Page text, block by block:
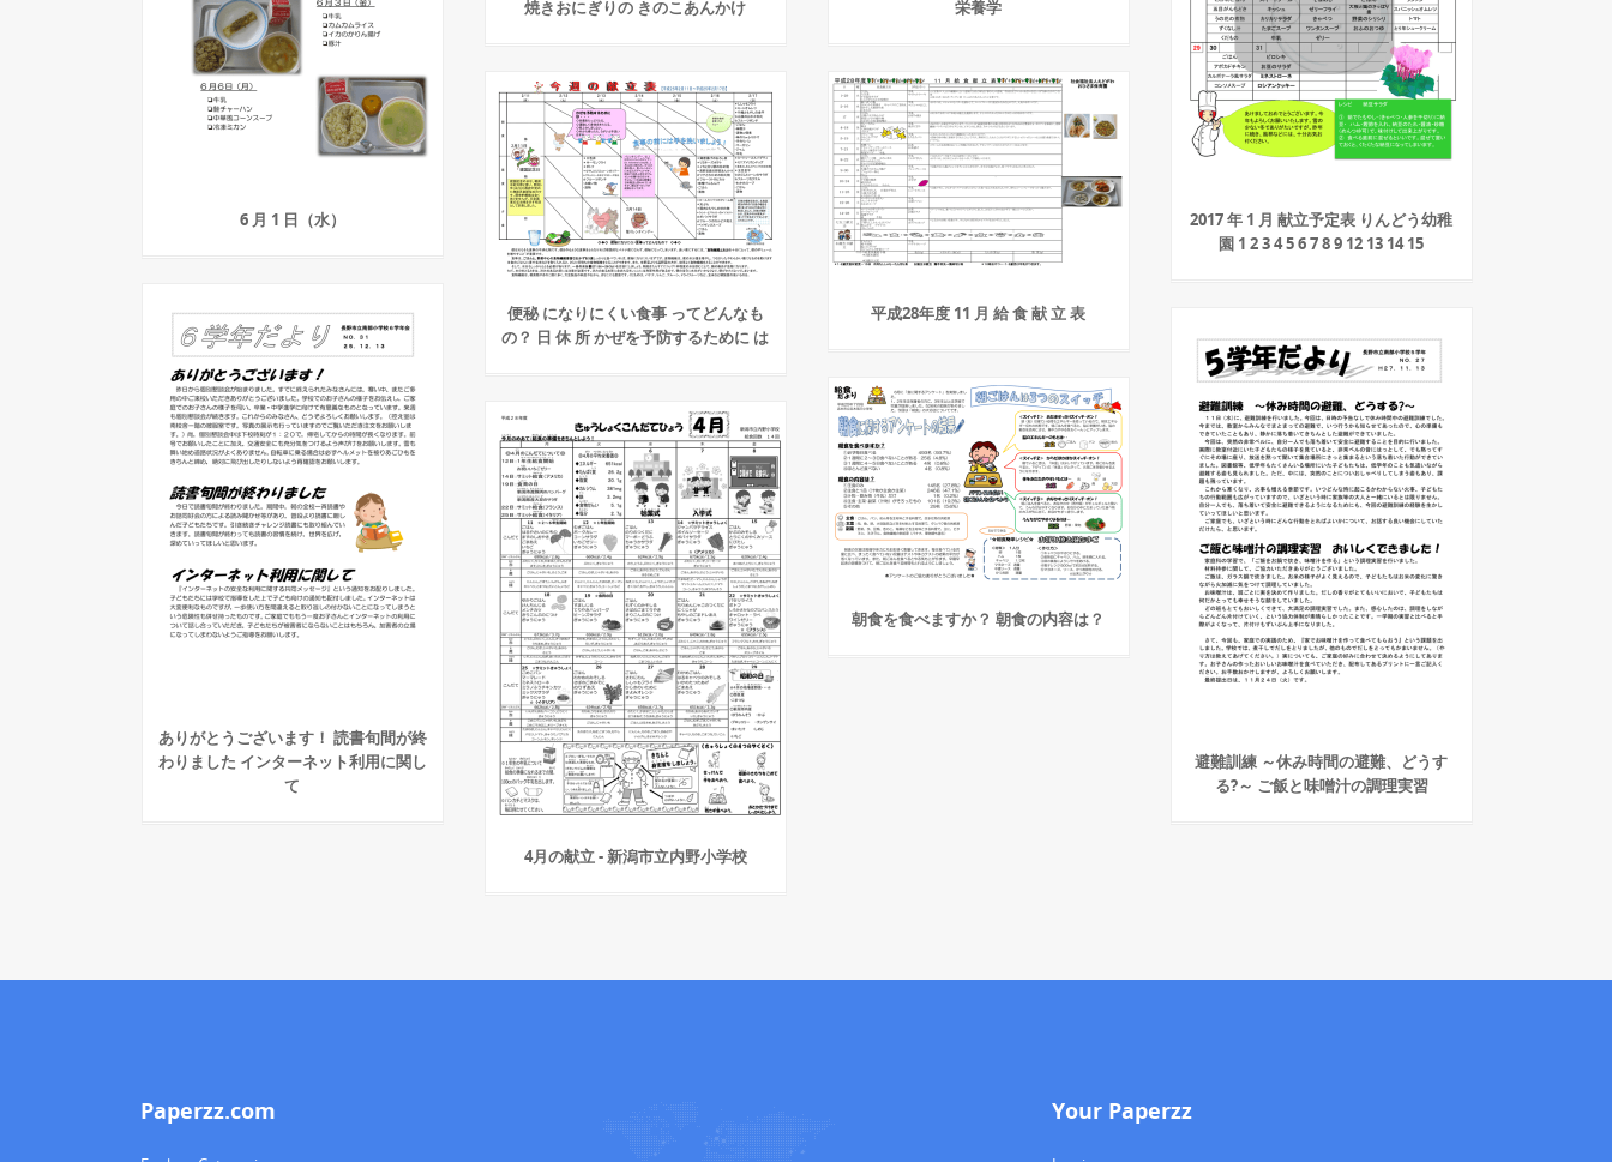
6 月 1 日（水）
焼きおにぎりの きのこあんかけ 栄養学
2017 年 1 月 献立予定表 りんどう幼稚
園 1 2 3 4 5 6 7 8 9 12 13 14 15
便秘 になりにくい食事 ってどんなも
の？ 日 休 所 かぜを予防するために は
平成28年度 11 月 給 食 献 立 表
ありがとうございます！ 読書旬間が終
わりました インターネット利用に関し
て
避難訓練 ～休み時間の避難、どうす
る?～ ご飯と味噌汁の調理実習
朝食を食べますか？ 朝食の内容は？
4月の献立 - 新潟市立内野小学校
Paperzz.com Your Paperzz